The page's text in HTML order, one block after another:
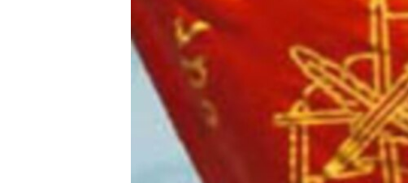
ՁԳՏԵԼՈՎ ԼԱՎԱԳՈՒՅՆԻՆ